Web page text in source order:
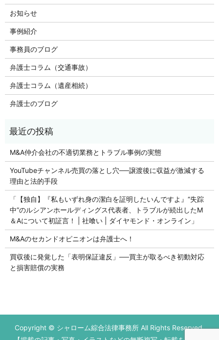
お知らせ
事例紹介
事務員のブログ
弁護士コラム（交通事故）
弁護士コラム（遺産相続）
弁護士のブログ
M&A仲介会社の不適切業務とトラブル事例の実態
YouTubeチャンネル売買の落とし穴──譲渡後に収益が激減する
理由と法的手段
「【独自】『私もいずれ身の潔白を証明したいんですよ』“失踪
中”のルシアンホールディングス代表者、トラブルが続出したM
＆Aについて初証言！ | 社喰い | ダイヤモンド・オンライン」
M&Aのセカンドオピニオンは弁護士へ！
買収後に発覚した「表明保証違反」──買主が取るべき初動対応
と損害賠償の実務
初回の法律相談無料です。
営業時間 平日9：00～17：00
Copyright © シャローム綜合法律事務所 All Rights Reserved.